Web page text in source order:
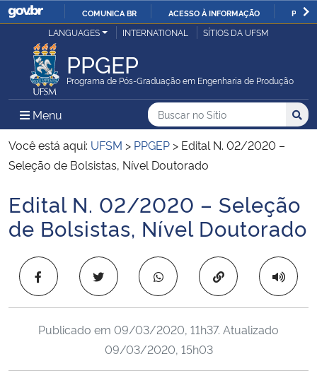
IR
COMUNICA BR ACESSO À INFORMAÇÃO
Ministério da Justiça e Segurança Pública
Ministério da Defesa
Ministério das Relações Exteriores
Ministério da Infraestrutura
Ministério da Educação
Ministério da Cidadania
LANGUAGES INTERNATIONAL SÍTIOS DA UFSM
PPGEP
Programa de Pós-Graduação em Engenharia de Produção
Menu Menu Principal do Sítio
Busca
Buscar no no Sítio
Busca:
Você está aqui: UFSM > PPGEP > Edital N. 02/2020 –
Seleção de Bolsistas, Nível Doutorado
Início do conteúdo
Edital N. 02/2020 – Seleção
de Bolsistas, Nível Doutorado
Copiar para área
Publicado em 09/03/2020, 11h37. Atualizado
09/03/2020, 15h03